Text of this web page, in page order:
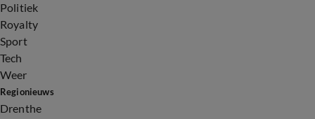
Politiek
Royalty
Sport
Tech
Weer
Regionieuws
Drenthe